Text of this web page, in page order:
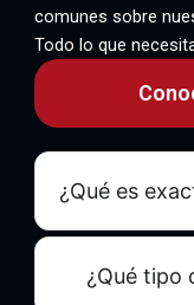
¿Qué es
¿Qué tipo
comunes sobre
Todo lo que